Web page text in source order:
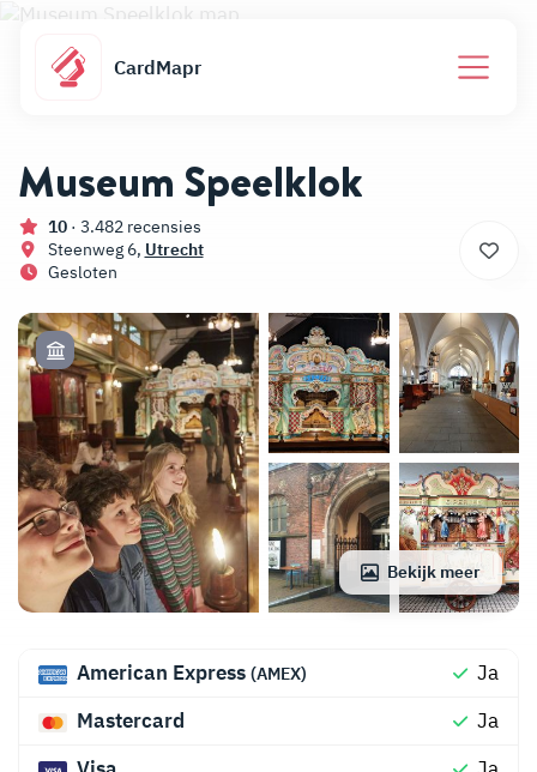
CardMapr
Museum Speelklok
10 · 3.482 recensies
Steenweg 6, Utrecht
Gesloten
Bekijk meer
American Express (AMEX)
Ja
Mastercard
Ja